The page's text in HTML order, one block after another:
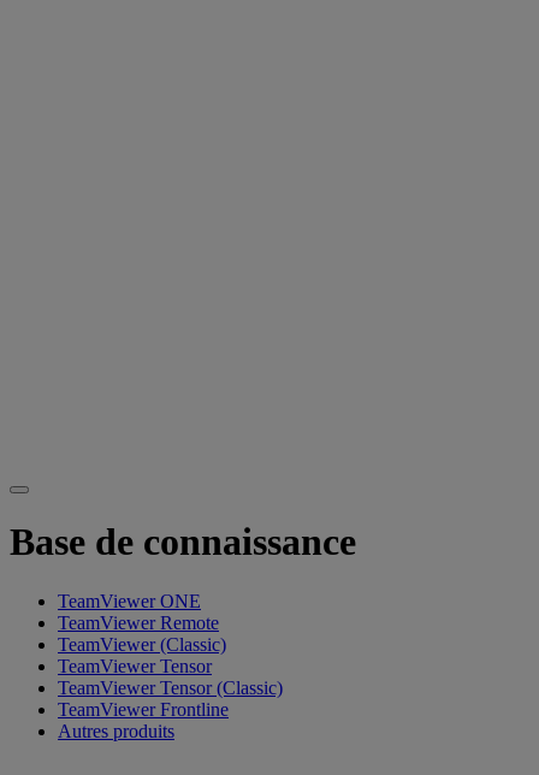
Base de connaissance
TeamViewer ONE
TeamViewer Remote
TeamViewer (Classic)
TeamViewer Tensor
TeamViewer Tensor (Classic)
TeamViewer Frontline
Autres produits